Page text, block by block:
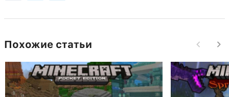
Похожие статьи